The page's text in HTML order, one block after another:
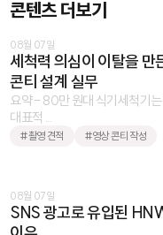
콘텐츠 더보기
08월 07일
세척력 의심이 이탈을 만
콘티 설계 실무
요약 - 80만 원대 식기세척기
대표적 ...
#촬영 견적 #영상 콘티 작성
08월 07일
SNS 광고로 유입된